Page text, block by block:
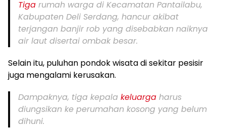
Tiga rumah warga di Kecamatan Pantailabu,
Kabupaten Deli Serdang, hancur akibat
terjangan banjir rob yang disebabkan naiknya
air laut disertai ombak besar.
Selain itu, puluhan pondok wisata di sekitar pesisir
juga mengalami kerusakan.
Dampaknya, tiga kepala keluarga harus
diungsikan ke perumahan kosong yang belum
dihuni.